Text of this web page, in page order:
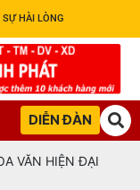
HÀI LÒNG
DIỄN ĐÀN
VĂN HIỆN ĐẠI